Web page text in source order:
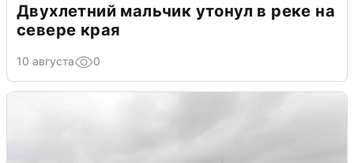
Двухлетний мальчик утонул в реке на
севере края
10 августа 0